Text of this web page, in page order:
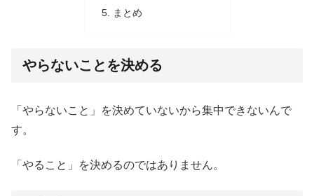
まとめ
やらないことを決める
「やらないこと」を決めていないから集中できないんで
す。
「やること」を決めるのではありません。